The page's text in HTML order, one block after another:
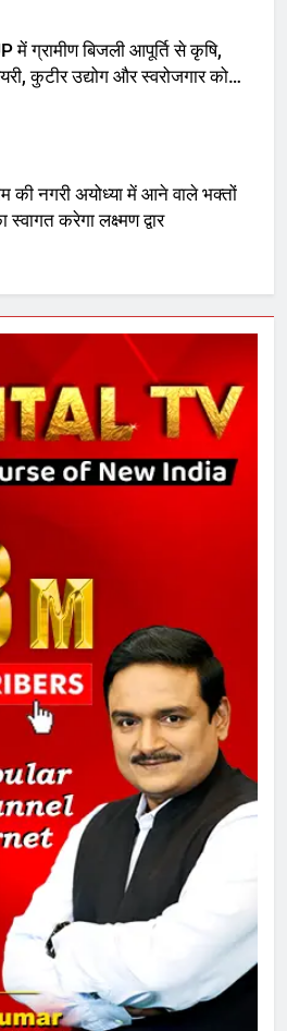
में ग्रामीण बिजली आपूर्ति से कृषि,
कुटीर उद्योग और स्वरोजगार को
की नगरी अयोध्या में आने वाले भक्तों
स्वागत करेगा लक्ष्मण द्वार
प्रदेश में गांवों में बढ़ेंगी सुविधाएं: 67%
बढ़ा पंचायतों का बजट
से पहले लालू परिवार पर बड़ा झटका,
कोर्ट ने IRCTC घोटाले में आरोप
किए
अस्पताल का नाम अमर शहीद ठाकुर
सिंह के नाम पर करने की मांग तेज
अमर शहीद ठाकुर रोशन सिंह के नाम पर
स्वरूप रानी नेहरू चिकित्सालय का
नामकरण करने की मांग को लेकर
धरना शुरू